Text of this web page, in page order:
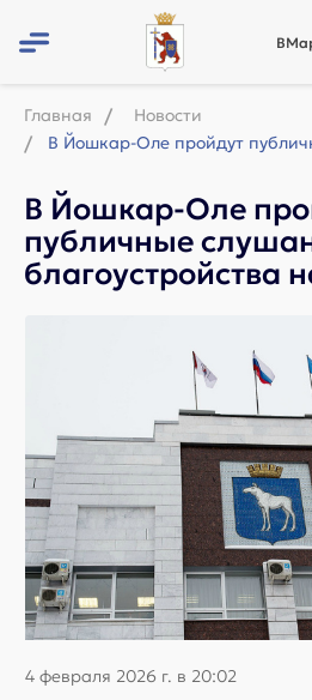
Главная
Новости
В Йошкар-Оле
публичные
благоустройства
4 февраля 2026 г. в 20:02